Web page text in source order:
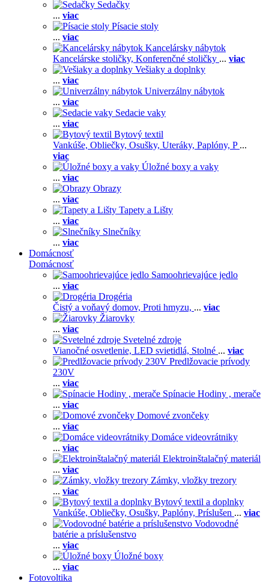
Sedačky
... viac
Písacie stoly
... viac
Kancelársky nábytok
Kancelárske stoličky, Konferenčné stoličky ... viac
Vešiaky a doplnky
... viac
Univerzálny nábytok
... viac
Sedacie vaky
... viac
Bytový textil
Vankúše, Obliečky, Osušky, Uteráky, Paplóny, P ...
viac
Úložné boxy a vaky
... viac
Obrazy
... viac
Tapety a Lišty
... viac
Slnečníky
... viac
Domácnosť
Domácnosť
Samoohrievajúce jedlo
... viac
Drogéria
Čistý a voňavý domov, Proti hmyzu, ... viac
Žiarovky
... viac
Svetelné zdroje
Vianočné osvetlenie, LED svietidlá, Stolné ... viac
Predlžovacie prívody
230V
... viac
Spínacie Hodiny , merače
... viac
Domové zvončeky
... viac
Domáce videovrátniky
... viac
Elektroinštalačný materiál
... viac
Zámky, vložky trezory
... viac
Bytový textil a doplnky
Vankúše, Obliečky, Osušky, Paplóny, Príslušen ... viac
Vodovodné
batérie a príslušenstvo
... viac
Úložné boxy
... viac
Fotovoltika